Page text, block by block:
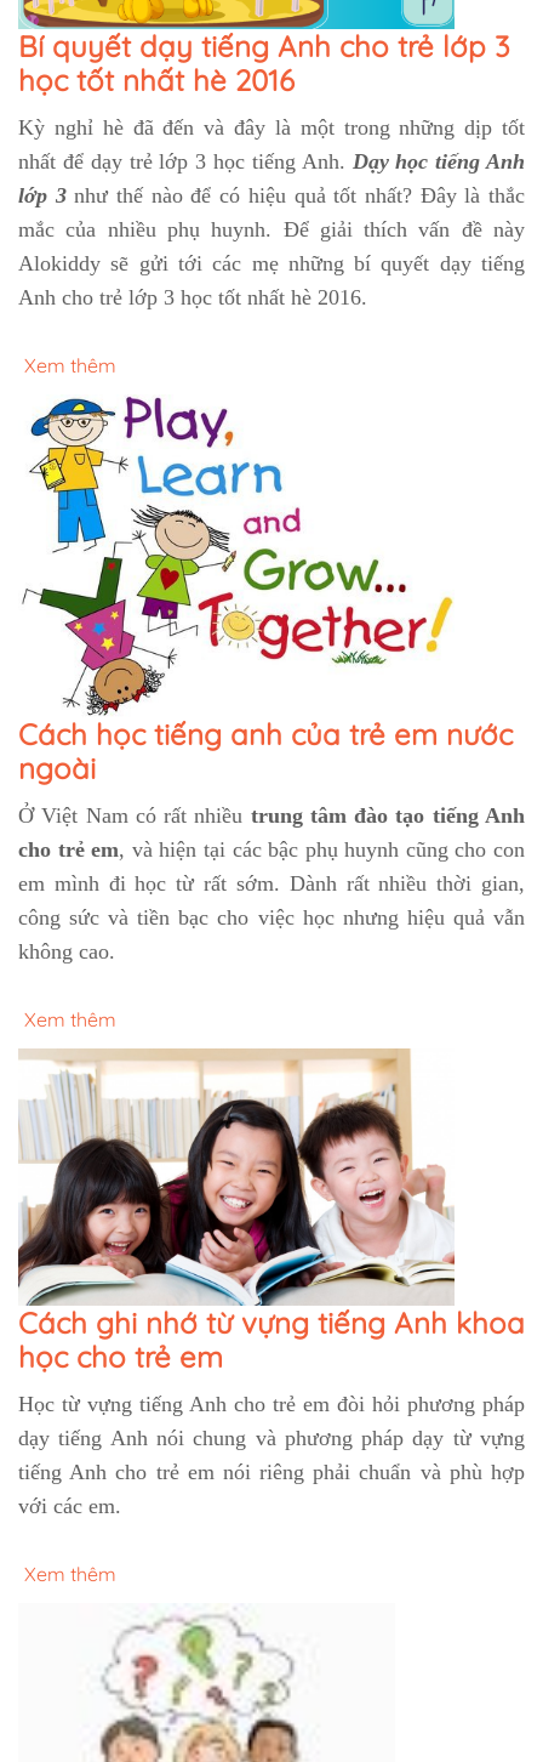
Bí quyết dạy tiếng Anh cho trẻ lớp 3
học tốt nhất hè 2016
Kỳ nghỉ hè đã đến và đây là một trong những dịp tốt
nhất để dạy trẻ lớp 3 học tiếng Anh. Dạy học tiếng Anh
lớp 3như thế nào để có hiệu quả tốt nhất? Đây là thắc
mắc của nhiều phụ huynh. Để giải thích vấn đề này
Alokiddy sẽ gửi tới các mẹ những bí quyết dạy tiếng
Anh cho trẻ lớp 3 học tốt nhất hè 2016.
Xem thêm
Cách học tiếng anh của trẻ em nước
ngoài
Ở Việt Nam có rất nhiều trung tâm đào tạo tiếng Anh
cho trẻ em, và hiện tại các bậc phụ huynh cũng cho con
em mình đi học từ rất sớm. Dành rất nhiều thời gian,
công sức và tiền bạc cho việc học nhưng hiệu quả vẫn
không cao.
Xem thêm
Cách ghi nhớ từ vựng tiếng Anh khoa
học cho trẻ em
Học từ vựng tiếng Anh cho trẻ em đòi hỏi phương pháp
dạy tiếng Anh nói chung và phương pháp dạy từ vựng
tiếng Anh cho trẻ em nói riêng phải chuẩn và phù hợp
với các em.
Xem thêm